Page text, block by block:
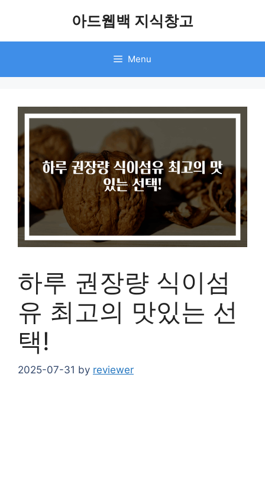
아드웹백 지식창고
Menu
하루 권장량 식이섬
유 최고의 맛있는 선
택!
2025-07-31 by reviewer